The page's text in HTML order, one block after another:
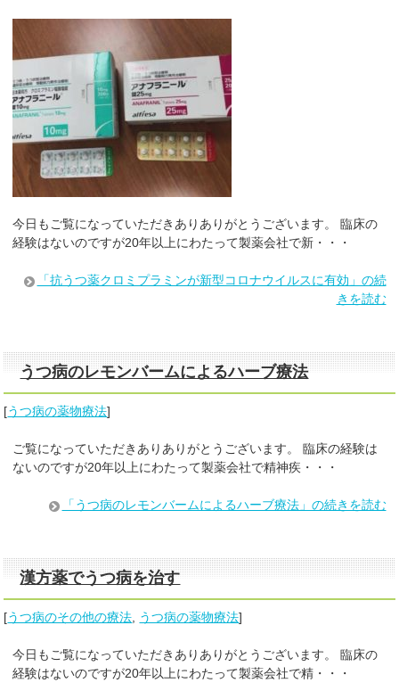
今日もご覧になっていただきありありがとうございます。 臨床の
経験はないのですが20年以上にわたって製薬会社で新・・・
「抗うつ薬クロミプラミンが新型コロナウイルスに有効」の続
きを読む
うつ病のレモンバームによるハーブ療法
[うつ病の薬物療法]
​ご覧になっていただきありありがとうございます。 臨床の経験は
ないのですが20年以上にわたって製薬会社で精神疾・・・
「うつ病のレモンバームによるハーブ療法」の続きを読む
漢方薬でうつ病を治す
[うつ病のその他の療法 うつ病の薬物療法]
今日もご覧になっていただきありありがとうございます。 臨床の
経験はないのですが20年以上にわたって製薬会社で精・・・